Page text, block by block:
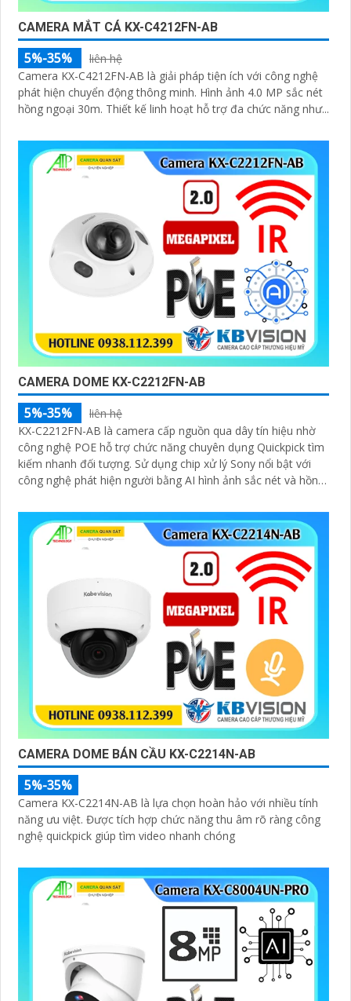
CAMERA MẮT CÁ KX-C4212FN-AB
5%-35%
liên hệ
Camera KX-C4212FN-AB là giải pháp tiện ích với công nghệ
phát hiện chuyển động thông minh. Hình ảnh 4.0 MP sắc nét
hồng ngoại 30m. Thiết kế linh hoạt hỗ trợ đa chức năng như...
CAMERA DOME KX-C2212FN-AB
5%-35%
liên hệ
KX-C2212FN-AB là camera cấp nguồn qua dây tín hiệu nhờ
công nghệ POE hỗ trợ chức năng chuyên dụng Quickpick tìm
kiếm nhanh đối tượng. Sử dụng chip xử lý Sony nổi bật với
công nghệ phát hiện người bằng AI hình ảnh sắc nét và hồng
CAMERA DOME BÁN CẦU KX-C2214N-AB
5%-35%
Camera KX-C2214N-AB là lựa chọn hoàn hảo với nhiều tính
năng ưu việt. Được tích hợp chức năng thu âm rõ ràng công
nghệ quickpick giúp tìm video nhanh chóng